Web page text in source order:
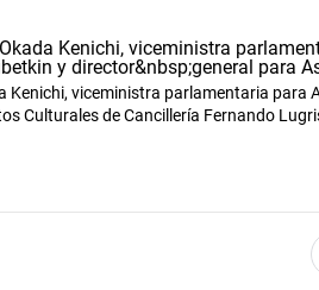
Kenichi, viceministra parlamentaria
Culturales de Cancillería Fernando